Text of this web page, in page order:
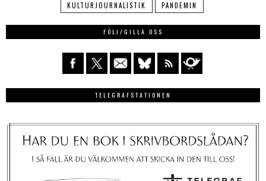
KULTURJOURNALISTIK
PANDEMIN
FÖLJ/GILLA OSS
TELEGRAFSTATIONEN